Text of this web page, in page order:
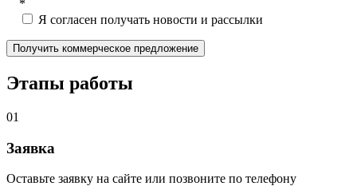
*
Я согласен получать новости и рассылки
Этапы работы
01
Заявка
Оставьте заявку на сайте или позвоните по телефону